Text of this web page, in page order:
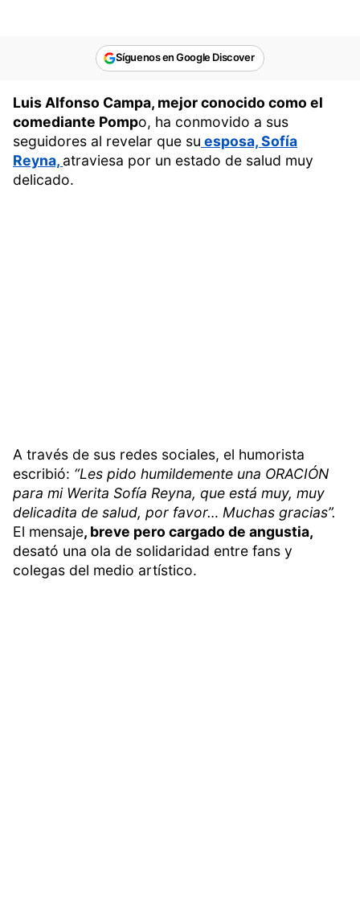
Síguenos en Google Discover
Luis Alfonso Campa, mejor conocido como el
comediante Pompo, ha conmovido a sus
seguidores al revelar que su esposa, Sofía
Reyna, atraviesa por un estado de salud muy
delicado.
A través de sus redes sociales, el humorista
escribió: “Les pido humildemente una ORACIÓN
para mi Werita Sofía Reyna, que está muy, muy
delicadita de salud, por favor… Muchas gracias”.
El mensaje, breve pero cargado de angustia,
desató una ola de solidaridad entre fans y
colegas del medio artístico.